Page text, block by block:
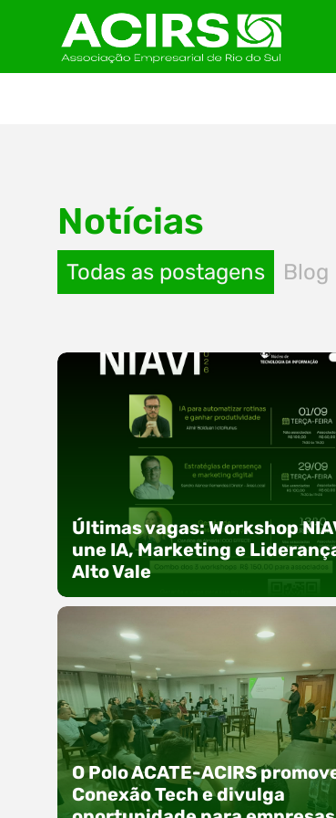
Notícias
Todas as postagens Blog
Últimas vagas: Workshop
une IA, Marketing e
Alto Vale
Com o objetivo de impulsionar a
a presença digital e a gestão nas
Alto Vale, o Núcleo de Tecnologia da
(NIAVI), Polo ACATE-ACIRS, realiza a
O Polo ACATE-ACIRS
Conexão Tech e divulga